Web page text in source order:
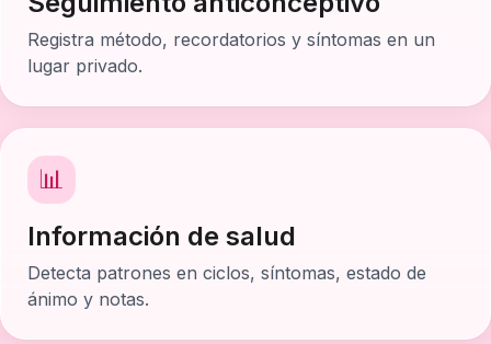
Registra método, recordatorios y síntomas en un
lugar privado.
📊
Información de salud
Detecta patrones en ciclos, síntomas, estado de
ánimo y notas.